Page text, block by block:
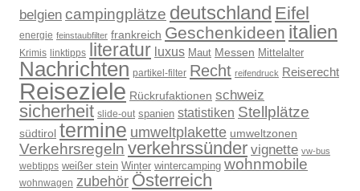
belgien campingplätze deutschland Eifel
energie feinstaubfilter frankreich Geschenkideen italien
Krimis linktipps literatur luxus Maut Messen Mittelalter
Nachrichten partikel-filter Recht reifendruck Reiserecht
Reiseziele Rückrufaktionen schweiz
sicherheit slide-out spanien statistiken Stellplätze
südtirol termine umweltplakette umweltzonen
Verkehrsregeln verkehrssünder vignette vw-bus
webtipps weißer stein Winter wintercamping wohnmobile
wohnwagen zubehör Österreich